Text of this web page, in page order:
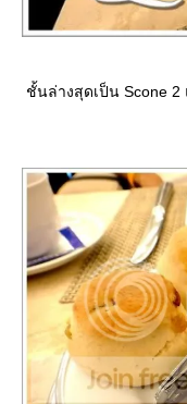
ชั้นล่างสุดเป็น Scone 2